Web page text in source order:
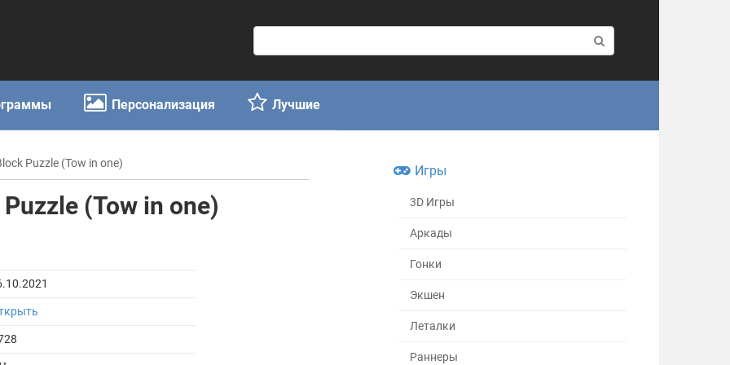
о
с
к
:
Персонализация Лучшие
Puzzle (Tow in one)
(Tow in one)
Игры
3D Игры
Аркады
Гонки
Экшен
Леталки
Раннеры